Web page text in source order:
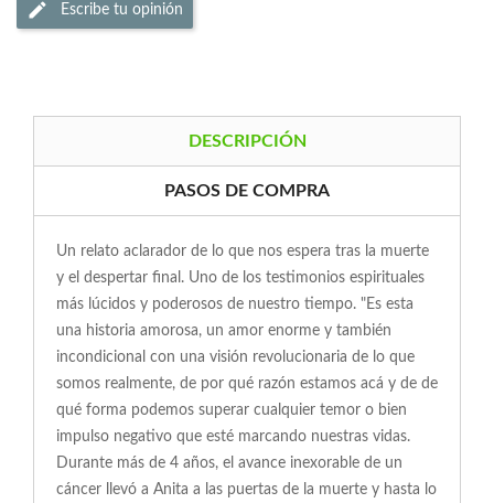
Escribe tu opinión
DESCRIPCIÓN
PASOS DE COMPRA
Un relato aclarador de lo que nos espera tras la muerte
y el despertar final. Uno de los testimonios espirituales
más lúcidos y poderosos de nuestro tiempo. "Es esta
una historia amorosa, un amor enorme y también
incondicional con una visión revolucionaria de lo que
somos realmente, de por qué razón estamos acá y de de
qué forma podemos superar cualquier temor o bien
impulso negativo que esté marcando nuestras vidas.
Durante más de 4 años, el avance inexorable de un
cáncer llevó a Anita a las puertas de la muerte y hasta lo